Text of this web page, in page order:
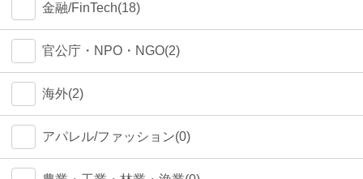
金融/FinTech(18)
官公庁・NPO・NGO(2)
海外(2)
アパレル/ファッション(0)